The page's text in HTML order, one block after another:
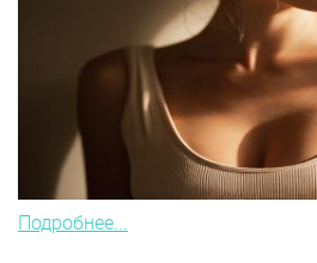
Подробнее...